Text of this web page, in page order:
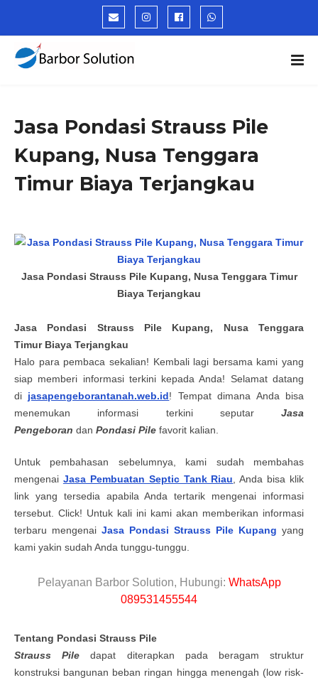
Jasa Pondasi Strauss Pile
Kupang, Nusa Tenggara
Timur Biaya Terjangkau
Jasa Pondasi Strauss Pile Kupang, Nusa Tenggara Timur
Biaya Terjangkau
Jasa Pondasi Strauss Pile Kupang, Nusa Tenggara
Timur Biaya Terjangkau
Halo para pembaca sekalian! Kembali lagi bersama kami yang
siap memberi informasi terkini kepada Anda! Selamat datang
di jasapengeborantanah.web.id! Tempat dimana Anda bisa
menemukan informasi terkini seputar Jasa
Pengeboran dan Pondasi Pile favorit kalian.
Untuk pembahasan sebelumnya, kami sudah membahas
mengenai Jasa Pembuatan Septic Tank Riau , Anda bisa klik
link yang tersedia apabila Anda tertarik mengenai informasi
tersebut. Click! Untuk kali ini kami akan memberikan informasi
terbaru mengenai Jasa Pondasi Strauss Pile Kupang yang
kami yakin sudah Anda tunggu-tunggu.
Pelayanan Barbor Solution, Hubungi: WhatsApp
089531455544
Tentang Pondasi Strauss Pile
Strauss Piledapat diterapkan pada beragam struktur
konstruksi bangunan beban ringan hingga menengah (low risk-